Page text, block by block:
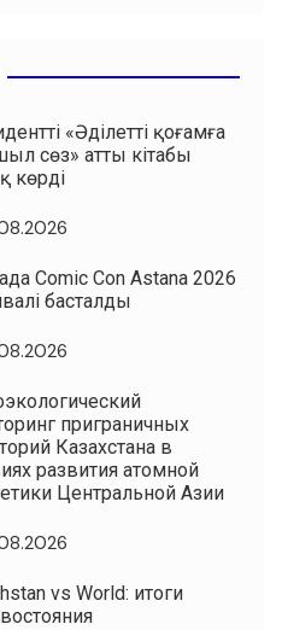
«Әділетті қоғамға
сөз» атты кітабы
көрді
Comic Con Astana 2026
басталды
приграничных
Казахстана в
развития атомной
Центральной Азии
vs World: итоги